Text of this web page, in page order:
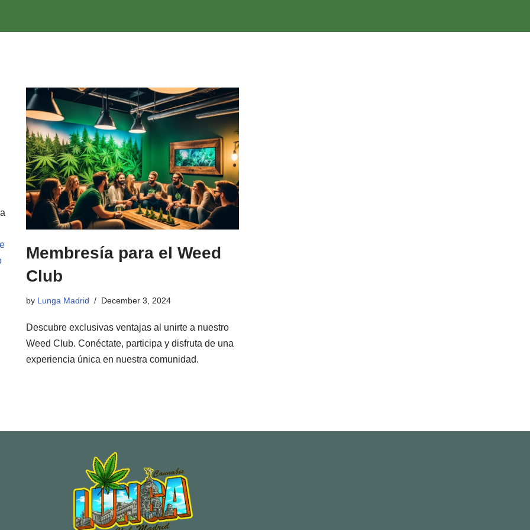
Membresía para el Weed
Club
by Lunga Madrid December 3, 2024
Descubre exclusivas ventajas al unirte a nuestro
Weed Club. Conéctate, participa y disfruta de una
experiencia única en nuestra comunidad.